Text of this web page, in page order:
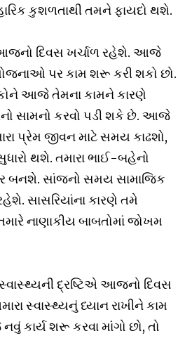
કુશળતાથી તમને ફાયદો થશે.
આજનો દિવસ ખર્ચાળ રહેશે. આજે
પર કામ શરૂ કરી શકો છો.
આજે તેમના કામને કારણે
સામનો કરવો પડી શકે છે. આજે
પ્રેમ જીવન માટે સમય કાઢશો,
થશે. તમારા ભાઈ-બહેનો
બનશે. સાંજનો સમય સામાજિક
સાસરિયાંના કારણે તમે
નાણાકીય બાબતોમાં જોખમ
સ્વાસ્થ્યની દ્રષ્ટિએ આજનો દિવસ
સ્વાસ્થ્યનું ધ્યાન રાખીને કામ
કાર્ય શરૂ કરવા માંગો છો, તો